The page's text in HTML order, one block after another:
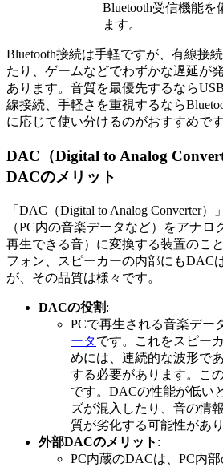
Bluetooth受信機能を
ます。
Bluetooth接続は手軽ですが、有線接
たり、ゲームなどでわずかな遅延が
あります。音質を最優先するなら
線接続、手軽さを重視するなら
に応じて使い分けるのがおすすめです
DAC（Digital to Analog
DACのメリット
「DAC（Digital to Analog Converter
（PC内の音楽データなど）をアナ
再生できる音）に変換する装置のこ
フォン、スピーカーの内部にもDAC
が、その品質は様々です。
DACの役割:
PCで再生される音楽デー
ータです。これをスピー
めには、連続的な波形で
する必要があります。こ
です。DACの性能が低い
ズが混入したり、音の情
質が劣化する可能性があり
外部DACのメリット :
PC内蔵のDACは、PC内